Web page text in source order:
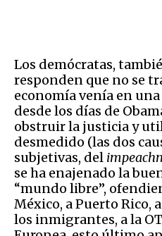
Los demócratas,
responden que no se
economía venía en
desde los días de
obstruir la justicia y
desmedido (las dos
subjetivas, del
se ha enajenado la
“mundo libre”,
México, a Puerto Rico,
los inmigrantes, a la